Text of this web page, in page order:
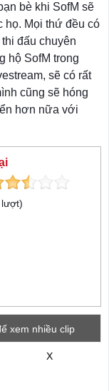
bè khi SofM sẽ
họ. Mọi thứ đều có
đấu chuyên
hộ SofM trong
sẽ có rất
cũng sẽ hóng
hơn nữa với
lượt)
xem nhiều clip
X